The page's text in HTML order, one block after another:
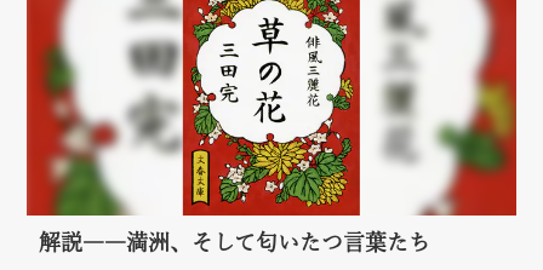
解説――満洲、そして匂いたつ言葉たち